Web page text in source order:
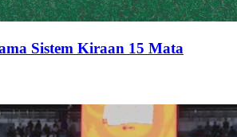
Sistem Kiraan 15 Mata